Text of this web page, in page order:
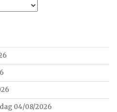
04/08/2026